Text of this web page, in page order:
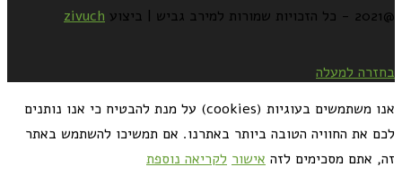
@2021 - כל הזכויות שמורות למירב גביש | ביצוע zivuch
בחזרה למעלה
אנו משתמשים בעוגיות (cookies) על מנת להבטיח כי אנו נותנים
לכם את החוויה הטובה ביותר באתרנו. אם תמשיכו להשתמש באתר
זה, אתם מסכימים לזה אישור לקריאה נוספת